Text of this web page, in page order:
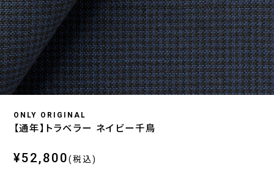
ONLY ORIGINAL
【通年】トラベラー ネイビー千鳥
¥52,800(税込)